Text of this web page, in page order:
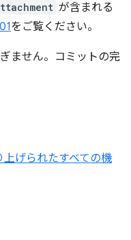
が含まれる
をご覧ください。
ません。コミットの完
げられたすべての機